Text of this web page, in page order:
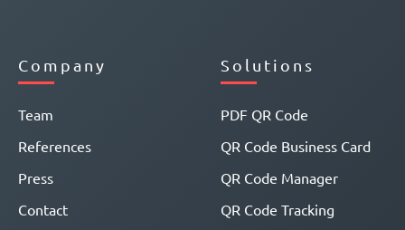
Company
Team
References
Press
Contact
Solutions
PDF QR Code
QR Code Business Card
QR Code Manager
QR Code Tracking